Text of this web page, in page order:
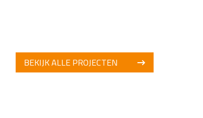
BEKIJK ALLE PROJECTEN